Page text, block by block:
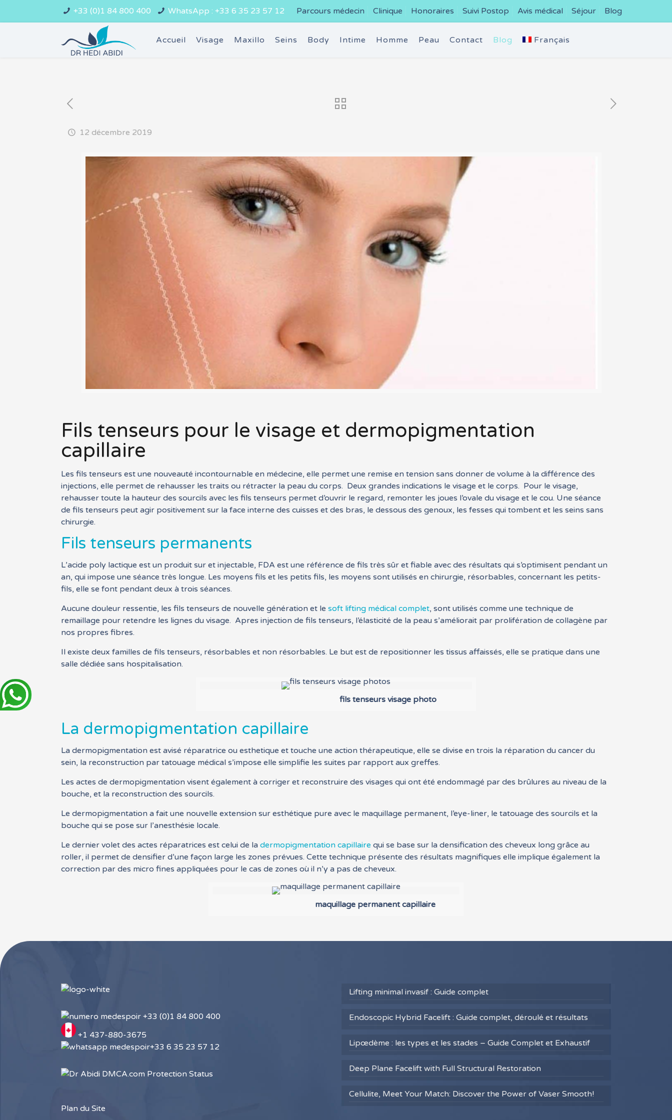
+33 (0)1 84 800 400 WhatsApp : +33 6 35 23 57 12 Parcours médecin Clinique Honoraires Suivi Postop Avis médical Séjour Blog
Accueil Visage Maxillo Seins Body Intime Homme Peau Contact Blog Français
12 décembre 2019
Fils tenseurs pour le visage et dermopigmentation
capillaire
Les fils tenseurs est une nouveauté incontournable en médecine, elle permet une remise en tension sans donner de volume à la différence des
injections, elle permet de rehausser les traits ou rétracter la peau du corps. Deux grandes indications le visage et le corps. Pour le visage,
rehausser toute la hauteur des sourcils avec les fils tenseurs permet d’ouvrir le regard, remonter les joues l’ovale du visage et le cou. Une séance
de fils tenseurs peut agir positivement sur la face interne des cuisses et des bras, le dessous des genoux, les fesses qui tombent et les seins sans
chirurgie.
Fils tenseurs permanents
L’acide poly lactique est un produit sur et injectable, FDA est une référence de fils très sûr et fiable avec des résultats qui s’optimisent pendant un
an, qui impose une séance très longue. Les moyens fils et les petits fils, les moyens sont utilisés en chirurgie, résorbables, concernant les petits-
fils, elle se font pendant deux à trois séances.
Aucune douleur ressentie, les fils tenseurs de nouvelle génération et le soft lifting médical complet, sont utilisés comme une technique de
remaillage pour retendre les lignes du visage. Apres injection de fils tenseurs, l’élasticité de la peau s’améliorait par prolifération de collagène par
nos propres fibres.
Il existe deux familles de fils tenseurs, résorbables et non résorbables. Le but est de repositionner les tissus affaissés, elle se pratique dans une
salle dédiée sans hospitalisation.
fils tenseurs visage photo
La dermopigmentation capillaire
La dermopigmentation est avisé réparatrice ou esthetique et touche une action thérapeutique, elle se divise en trois la réparation du cancer du
sein, la reconstruction par tatouage médical s’impose elle simplifie les suites par rapport aux greffes.
Les actes de dermopigmentation visent également à corriger et reconstruire des visages qui ont été endommagé par des brûlures au niveau de la
bouche, et la reconstruction des sourcils.
Le dermopigmentation a fait une nouvelle extension sur esthétique pure avec le maquillage permanent, l’eye-liner, le tatouage des sourcils et la
bouche qui se pose sur l’anesthésie locale.
Le dernier volet des actes réparatrices est celui de ladermopigmentation capillaire qui se base sur la densification des cheveux long grâce au
roller, il permet de densifier d’une façon large les zones prévues. Cette technique présente des résultats magnifiques elle implique également la
correction par des micro fines appliquées pour le cas de zones où il n’y a pas de cheveux.
maquillage permanent capillaire
+33 (0)1 84 800 400
+1 437-880-3675
+33 6 35 23 57 12
Plan du Site
Lifting minimal invasif : Guide complet
Endoscopic Hybrid Facelift : Guide complet, déroulé et résultats
Lipœdème : les types et les stades – Guide Complet et Exhaustif
Deep Plane Facelift with Full Structural Restoration
Cellulite, Meet Your Match: Discover the Power of Vaser Smooth!